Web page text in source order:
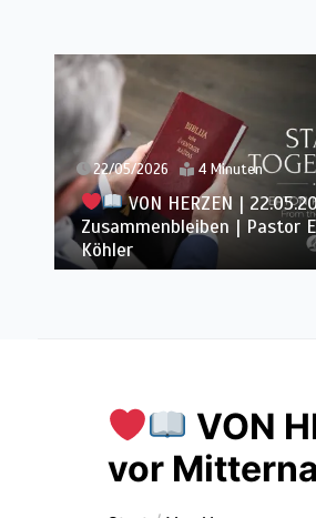
15/05/2026 4 Minuten
VON HERZEN |
Alle Dinge neu | Pastor
Köhler
VON
vor